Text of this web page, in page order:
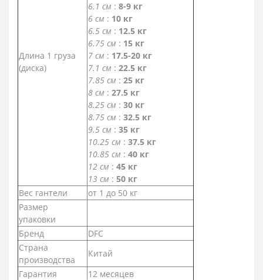
Длина 1 груза
(диска)
6.1 см : 8-9 кг
6 см : 10 кг
6.5 см : 12.5 кг
6.75 см : 15 кг
7 см : 17.5-20 кг
7.1 см : 22.5 кг
7.85 см : 25 кг
8 см : 27.5 кг
8.25 см : 30 кг
8.75 см : 32.5 кг
9.5 см : 35 кг
10.25 см : 37.5 кг
10.85 см : 40 кг
12 см : 45 кг
13 см : 50 кг
Вес гантели
от 1 до 50 кг
Размер
упаковки
Бренд
DFC
Страна
производства
Китай
Гарантия
12 месяцев